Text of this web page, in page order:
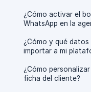
¿Cómo activar el
WhatsApp en la
¿Cómo y qué datos
importar a mi
¿Cómo personalizar
ficha del cliente?